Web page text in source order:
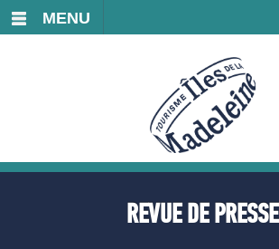
MENU
REVUE DE PRESSE